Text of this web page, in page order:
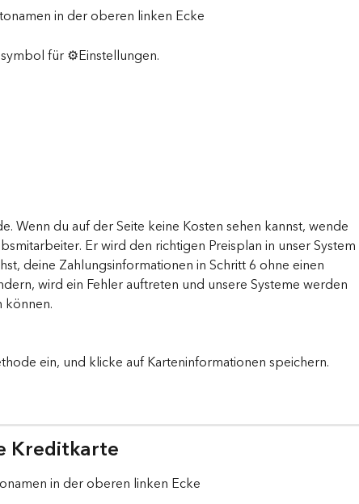
in der oberen linken Ecke
für ⚙️Einstellungen.
Wenn du auf der Seite keine Kosten sehen kannst, wende
Er wird den richtigen Preisplan in unser System
deine Zahlungsinformationen in Schritt 6 ohne einen
wird ein Fehler auftreten und unsere Systeme werden
können.
ein, und klicke auf Karteninformationen speichern.
Kreditkarte
in der oberen linken Ecke